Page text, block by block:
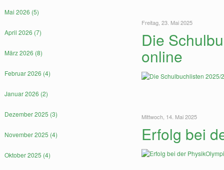
Freitag, 23. Mai 2025
Die
online
Mittwoch, 14. Mai 2025
Erfolg bei
Mai 2026 (5)
April 2026 (7)
März 2026 (8)
Februar 2026 (4)
Januar 2026 (2)
Dezember 2025 (3)
November 2025 (4)
Oktober 2025 (4)